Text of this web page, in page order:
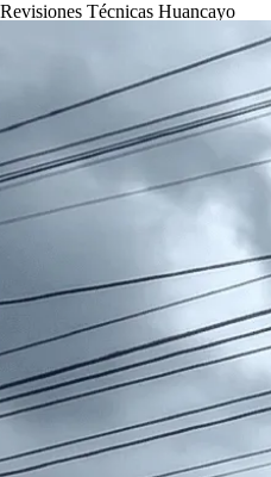
Revisiones Técnicas Huancayo